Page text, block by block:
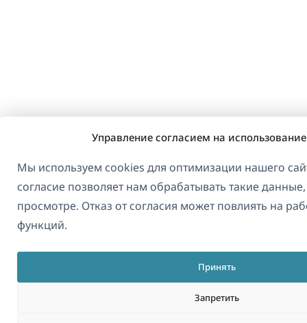
Управление согласием на
Мы используем cookies для оптимизации нашего
согласие позволяет нам обрабатывать такие
просмотре. Отказ от согласия может повлиять на
функций.
Принять
Запретить